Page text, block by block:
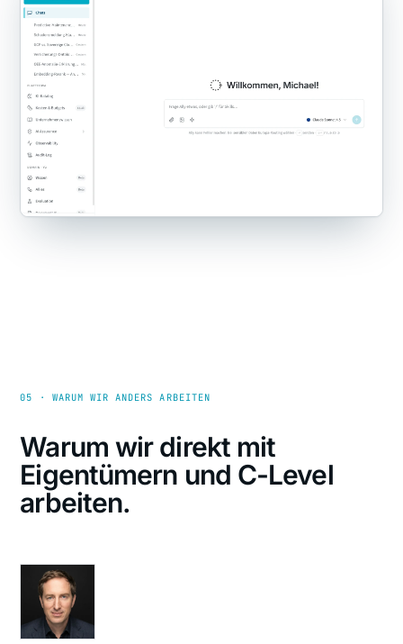
05 · WARUM WIR ANDERS ARBEITEN
Warum wir direkt mit
Eigentümern und C-Level
arbeiten.